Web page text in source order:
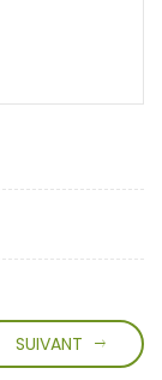
SUIVANT